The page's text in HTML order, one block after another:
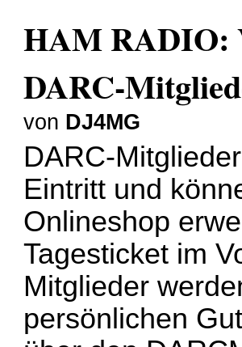
HAM RADIO:
DARC-
von DJ4MG
DARC-
Eintritt und
Onlineshop
Tagesticket im
Mitglieder
persönlichen